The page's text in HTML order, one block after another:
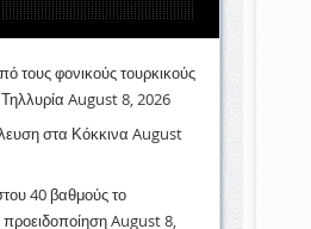
τους φονικούς τουρκικούς
August 8, 2026
στα Κόκκινα August
40 βαθμούς το
προειδοποίησηAugust 8,